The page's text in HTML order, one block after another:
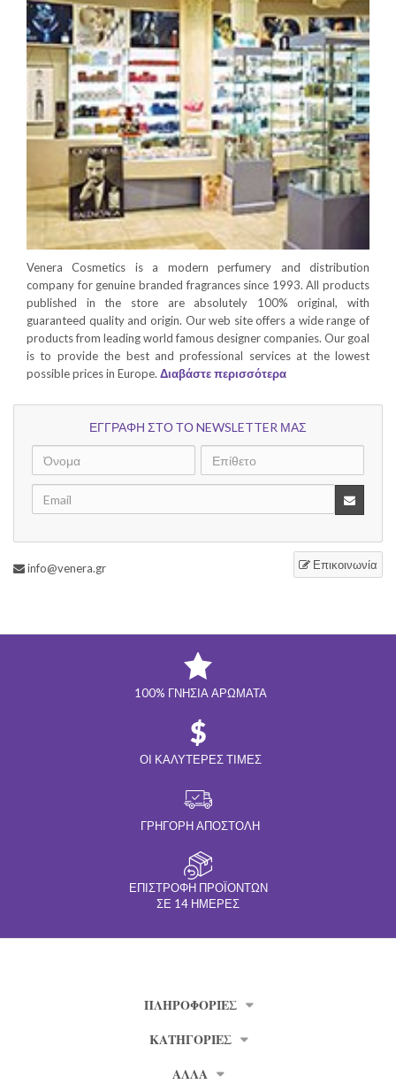
Venera Cosmetics is a modern perfumery and distribution
company for genuine branded fragrances since 1993. All products
published in the store are absolutely 100% original, with
guaranteed quality and origin. Our web site offers a wide range of
products from leading world famous designer companies. Our goal
is to provide the best and professional services at the lowest
possible prices in Europe. Διαβάστε περισσότερα
ΕΓΓΡΑΦΗ ΣΤΟ ΤΟ NEWSLETTER ΜΑΣ
Επικοινωνία
info@venera.gr
100% ΓΝΉΣΙΑ ΑΡΏΜΑΤΑ
ΟΙ ΚΑΛΎΤΕΡΕΣ ΤΙΜΈΣ
ΓΡΉΓΟΡΗ ΑΠΟΣΤΟΛΉ
ΕΠΙΣΤΡΟΦΉ ΠΡΟΪΌΝΤΩΝ
ΣΕ 14 ΗΜΈΡΕΣ
ΠΛΗΡΟΦΟΡΊΕΣ
ΚΑΤΗΓΟΡΙΕΣ
ΑΛΛΑ